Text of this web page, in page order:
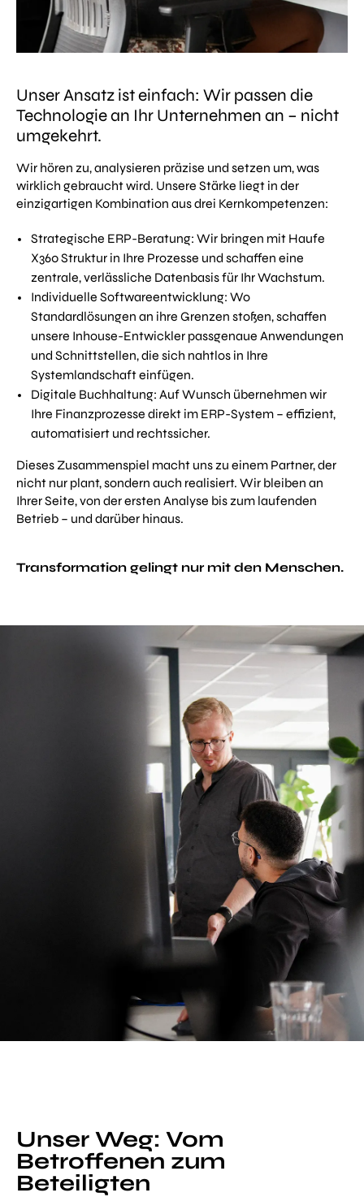
Unser Ansatz ist einfach: Wir passen die
Technologie an Ihr Unternehmen an – nicht
umgekehrt.
Wir hören zu, analysieren präzise und setzen um, was
wirklich gebraucht wird. Unsere Stärke liegt in der
einzigartigen Kombination aus drei Kernkompetenzen:
Strategische ERP-Beratung: Wir bringen mit Haufe
X360 Struktur in Ihre Prozesse und schaffen eine
zentrale, verlässliche Datenbasis für Ihr Wachstum.
Individuelle Softwareentwicklung: Wo
Standardlösungen an ihre Grenzen stoßen, schaffen
unsere Inhouse-Entwickler passgenaue Anwendungen
und Schnittstellen, die sich nahtlos in Ihre
Systemlandschaft einfügen.
Digitale Buchhaltung: Auf Wunsch übernehmen wir
Ihre Finanzprozesse direkt im ERP-System – effizient,
automatisiert und rechtssicher.
Dieses Zusammenspiel macht uns zu einem Partner, der
nicht nur plant, sondern auch realisiert. Wir bleiben an
Ihrer Seite, von der ersten Analyse bis zum laufenden
Betrieb – und darüber hinaus.
Transformation gelingt nur mit den Menschen.
Unser Weg: Vom
Betroffenen zum
Beteiligten